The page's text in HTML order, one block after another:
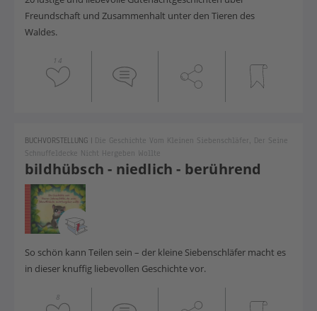
Freundschaft und Zusammenhalt unter den Tieren des
Waldes.
14
bildhübsch - niedlich - berührend
BUCHVORSTELLUNG | Die Geschichte Vom Kleinen Siebenschläfer, Der Seine
Schnuffeldecke Nicht Hergeben Wollte
So schön kann Teilen sein – der kleine Siebenschläfer macht es
in dieser knuffig liebevollen Geschichte vor.
8